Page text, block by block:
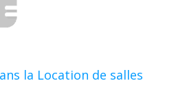
la Location de salles